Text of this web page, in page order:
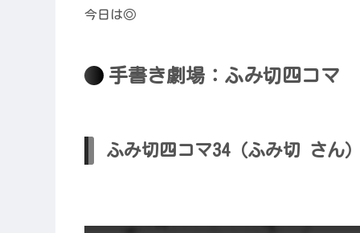
今日は◎
手書き劇場：ふみ切四コマ
ふみ切四コマ34（ふみ切 さん